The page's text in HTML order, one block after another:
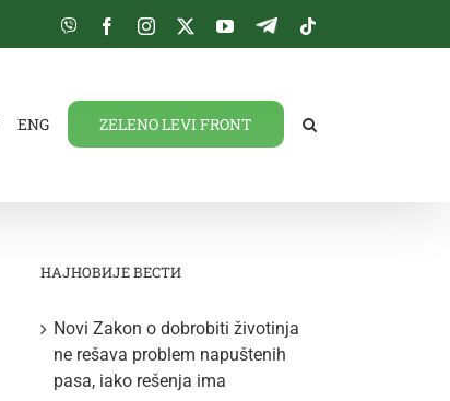
Viber FacebookInstagram
TwitterYouTube
Telegram
ENG ZELENO LEVI FRONT
НАЈНОВИЈЕ ВЕСТИ
Novi Zakon o dobrobiti životinja
ne rešava problem napuštenih
pasa, iako rešenja ima